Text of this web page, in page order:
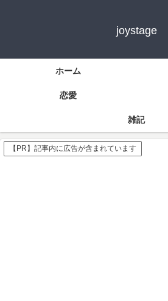
joystage
ホーム
恋愛
雑記
【PR】記事内に広告が含まれています